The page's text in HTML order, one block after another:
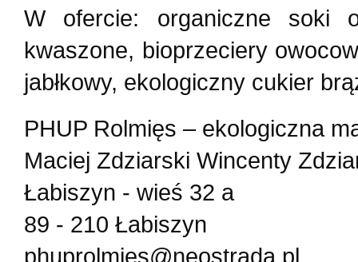
W ofercie: organiczne soki
kwaszone, bioprzeciery
jabłkowy, ekologiczny cukier
PHUP Rolmięs – ekologiczna
Maciej Zdziarski Wincenty
Łabiszyn - wieś 32 a
89 - 210 Łabiszyn
phuprolmies@neostrada.pl